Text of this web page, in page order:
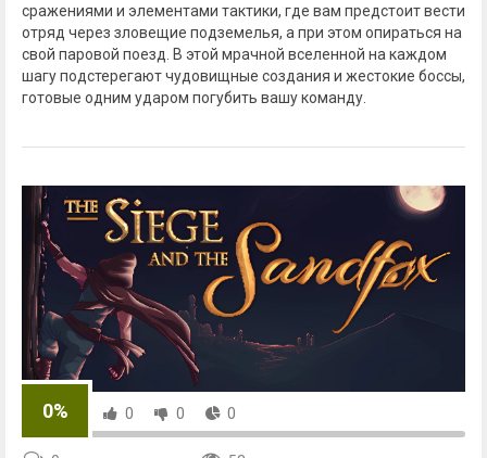
сражениями и элементами тактики, где вам предстоит вести
отряд через зловещие подземелья, а при этом опираться на
свой паровой поезд. В этой мрачной вселенной на каждом
шагу подстерегают чудовищные создания и жестокие боссы,
готовые одним ударом погубить вашу команду.
0% 0 0 0